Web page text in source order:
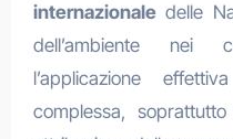
internazionaledelle
dell’ambiente nei
l’applicazione
complessa,